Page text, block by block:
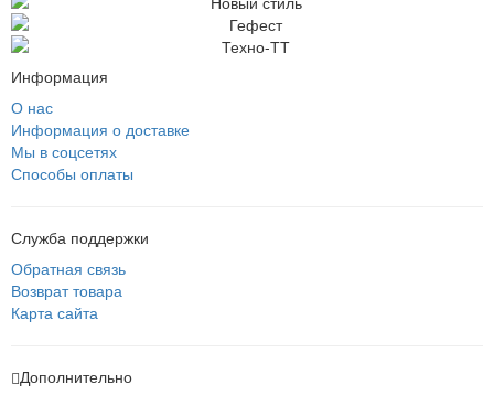
Информация
О нас
Информация о доставке
Мы в соцсетях
Способы оплаты
Служба поддержки
Обратная связь
Возврат товара
Карта сайта
Дополнительно